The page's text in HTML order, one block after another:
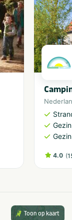
4.0 (
Toon op kaart